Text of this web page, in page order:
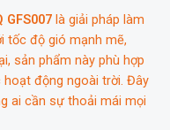
GFS007 là giải pháp làm
tốc độ gió mạnh mẽ,
sản phẩm này phù hợp
động ngoài trời. Đây
ai cần sự thoải mái mọi